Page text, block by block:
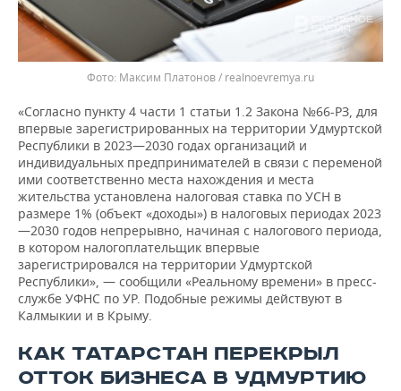
Максим Платонов / realnoevremya.ru
«Согласно пункту 4 части 1 статьи 1.2 Закона №66-РЗ, для
впервые зарегистрированных на территории Удмуртской
Республики в 2023—2030 годах организаций и
индивидуальных предпринимателей в связи с переменой
ими соответственно места нахождения и места
жительства установлена налоговая ставка по УСН в
размере 1% (объект «доходы») в налоговых периодах 2023
—2030 годов непрерывно, начиная с налогового периода,
в котором налогоплательщик впервые
зарегистрировался на территории Удмуртской
Республики», — сообщили «Реальному времени» в пресс-
службе УФНС по УР. Подобные режимы действуют в
Калмыкии и в Крыму.
КАК ТАТАРСТАН ПЕРЕКРЫЛ
ОТТОК БИЗНЕСА В УДМУРТИЮ